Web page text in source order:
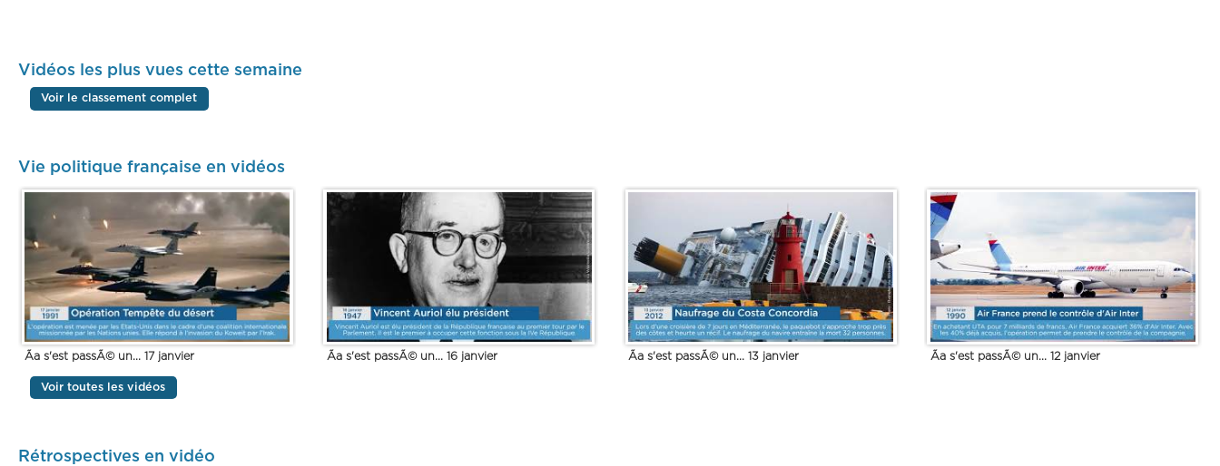
Vidéos les plus vues cette semaine
Voir le classement complet
Vie politique française en vidéos
Ãa s'est passÃ© un... 17 janvier Ãa s'est passÃ© un... 16 janvier Ãa s'est passÃ© un... 13 janvier Ãa s'est passÃ© un... 12 janvier
Voir toutes les vidéos
Rétrospectives en vidéo